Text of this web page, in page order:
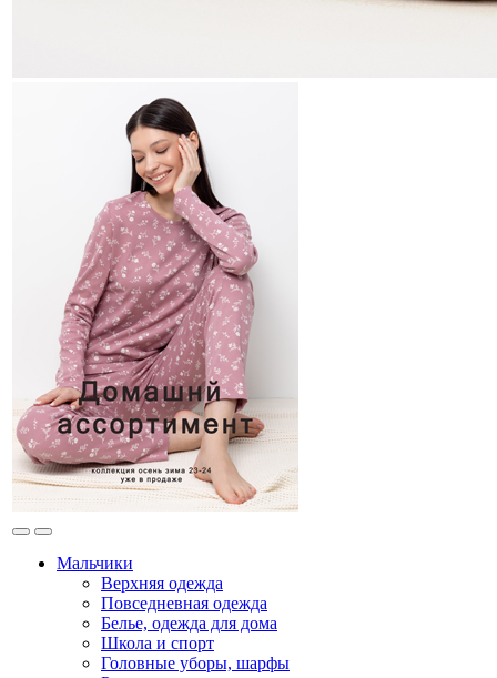
Мальчики
Верхняя одежда
Повседневная одежда
Белье, одежда для дома
Школа и спорт
Головные уборы, шарфы